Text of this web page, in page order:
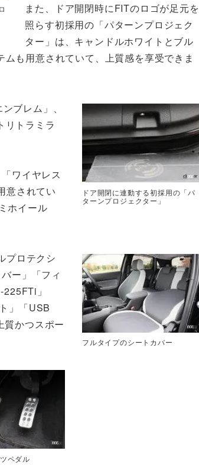
また、ドア開閉時にFITのロゴが足元を
照らす初採用の「パターンプロジェク
ター」は、キャンドルホワイトとブル
も用意されていて、上質感を享受できま
ドア開閉に連動する初採用の「パ
ターンプロジェクター」
ブレム」、
リトラミラ
ワイヤレス
意されてい
ホイール
フルタイプのシートカバー
プロテクシ
ー」「フィ
」
」「USB
質かつスポー
ペダル